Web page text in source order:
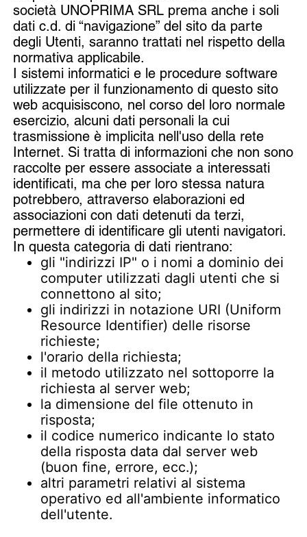
società UNOPRIMA SRL prema anche i soli
dati c.d. di “navigazione” del sito da parte
degli Utenti, saranno trattati nel rispetto della
normativa applicabile.
I sistemi informatici e le procedure software
utilizzate per il funzionamento di questo sito
web acquisiscono, nel corso del loro normale
esercizio, alcuni dati personali la cui
trasmissione è implicita nell'uso della rete
Internet. Si tratta di informazioni che non sono
raccolte per essere associate a interessati
identificati, ma che per loro stessa natura
potrebbero, attraverso elaborazioni ed
associazioni con dati detenuti da terzi,
permettere di identificare gli utenti navigatori.
In questa categoria di dati rientrano:
gli "indirizzi IP" o i nomi a dominio dei
computer utilizzati dagli utenti che si
connettono al sito;
gli indirizzi in notazione URI (Uniform
Resource Identifier) delle risorse
richieste;
l'orario della richiesta;
il metodo utilizzato nel sottoporre la
richiesta al server web;
la dimensione del file ottenuto in
risposta;
il codice numerico indicante lo stato
della risposta data dal server web
(buon fine, errore, ecc.);
altri parametri relativi al sistema
operativo ed all'ambiente informatico
dell'utente.